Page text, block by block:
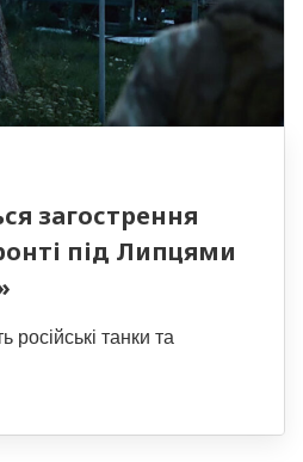
загострення
під Липцями
танки та